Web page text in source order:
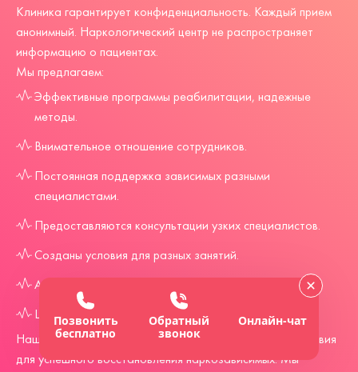
Клиника гарантирует конфиденциальность. Каждый прием
анонимный. Наркологический центр не распространяет
информацию о пациентах.
Мы предлагаем:
Эффективные программы реабилитации, надежные
методы.
Внимательное отношение сотрудников.
Постоянная поддержка зависимых разными
специалистами.
Предоставляются консультации узких специалистов.
Созданы условия для разных занятий.
Анонимное нахождение в клинике.
Цена на каждую услугу доступная.
Наш частный реабилитационный центр создал все условия
для успешного восстановления наркозависимых. Мы
Позвонить
бесплатно
Обратный
звонок
Онлайн-чат